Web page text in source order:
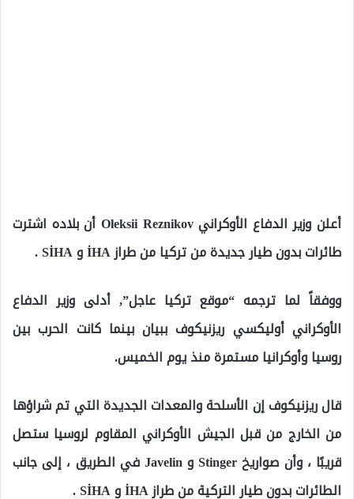
أعلن وزير الدفاع الأوكراني Oleksii Reznikov أن بلاده اشترت
طائرات بدون طيار جديدة من تركيا من طراز İHA و SİHA .
ووفقاً لما ترجمه “موقع تركيا عاجل”, أدلى وزير الدفاع
الأوكراني أوليكسي ريزنيكوف ببيان بينما كانت الحرب بين
روسيا وأوكرانيا مستمرة منذ يوم الخميس.
قال ريزنيكوف إن الأسلحة والمعدات الجديدة التي تم شراؤها
من الخارج من قبل الجيش الأوكراني المقاوم لروسيا ستصل
قريبًا ، وأن صواريخ Stinger و Javelin في الطريق ، إلى جانب
الطائرات بدون طيار التركية من طراز İHA و SİHA .